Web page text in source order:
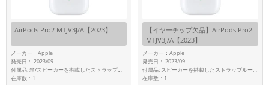
AirPods Pro2 MTJV3J/A【2023】
メーカー：Apple
発売日： 2023/09
付属品: 箱/スピーカーを搭載したストラップループ付きMagSafe充電ケース(USB-C)/シリコーン製イヤーチップ(S/M/L)/マニュアル
在庫数：1
【イヤーチップ欠品】AirPods Pro2
MTJV3J/A【2023】
メーカー：Apple
発売日： 2023/09
付属品: スピーカーを搭載したストラップループ付きMagSafe充電ケース(USB-C)
在庫数：1
メモリ
~